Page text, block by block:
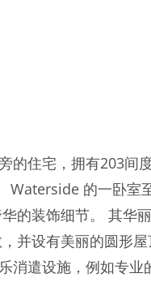
的住宅，拥有203间
Waterside 的一卧室
的装饰细节。 其华
并设有美丽的圆形屋
消遣设施，例如专业